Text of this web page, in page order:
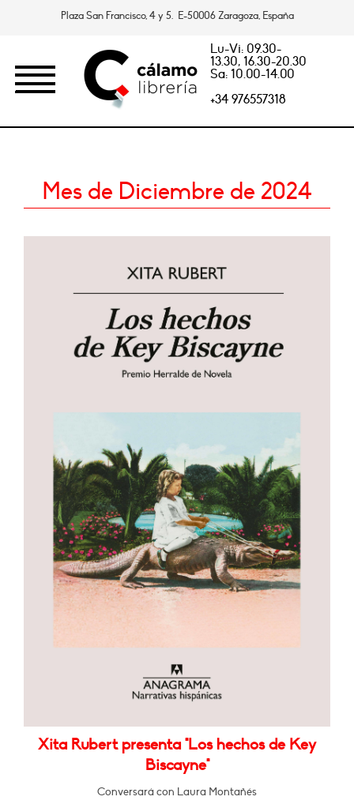
Plaza San Francisco, 4 y 5. E-50006 Zaragoza, España
Lu-Vi: 09.30-
13.30, 16.30-20.30
Sa: 10.00-14.00
+34 976557318
Mes de Diciembre de 2024
Xita Rubert presenta "Los hechos de Key
Biscayne"
Conversará con Laura Montañés